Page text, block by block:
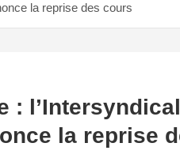
la reprise des cours
:
la reprise